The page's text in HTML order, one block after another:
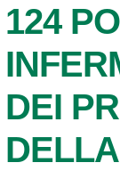
124
DEI